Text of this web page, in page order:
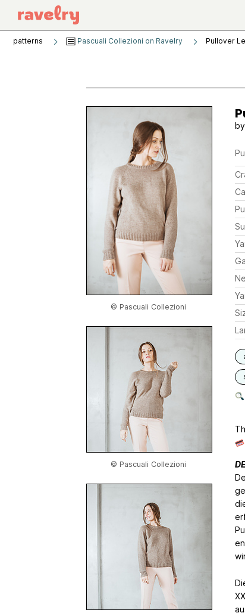
patterns Pascuali Collezioni on Ravelry Pullover
© Pascuali Collezioni
© Pascuali Collezioni
by